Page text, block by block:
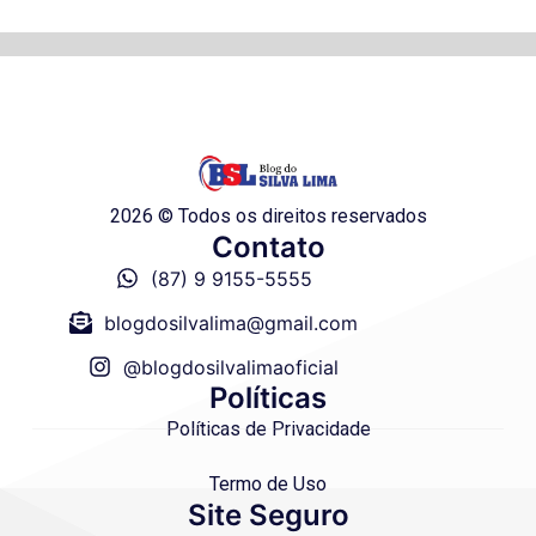
2026 © Todos os direitos reservados
Contato
(87) 9 9155-5555
blogdosilvalima@gmail.com
@blogdosilvalimaoficial
Políticas
Políticas de Privacidade
Termo de Uso
Site Seguro